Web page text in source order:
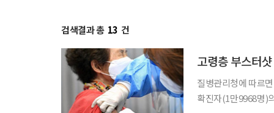
검색결과 총 13 건
고령층 부스터
질병관리청에 따르
확진자(1만9968명)